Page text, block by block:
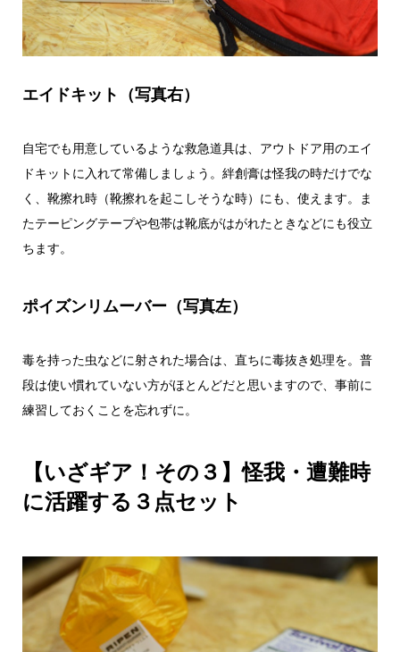
エイドキット（写真右）
自宅でも用意しているような救急道具は、アウトドア用のエイ
ドキットに入れて常備しましょう。絆創膏は怪我の時だけでな
く、靴擦れ時（靴擦れを起こしそうな時）にも、使えます。ま
たテーピングテープや包帯は靴底がはがれたときなどにも役立
ちます。
ポイズンリムーバー（写真左）
毒を持った虫などに射された場合は、直ちに毒抜き処理を。普
段は使い慣れていない方がほとんどだと思いますので、事前に
練習しておくことを忘れずに。
【いざギア！その３】怪我・遭難時
に活躍する３点セット